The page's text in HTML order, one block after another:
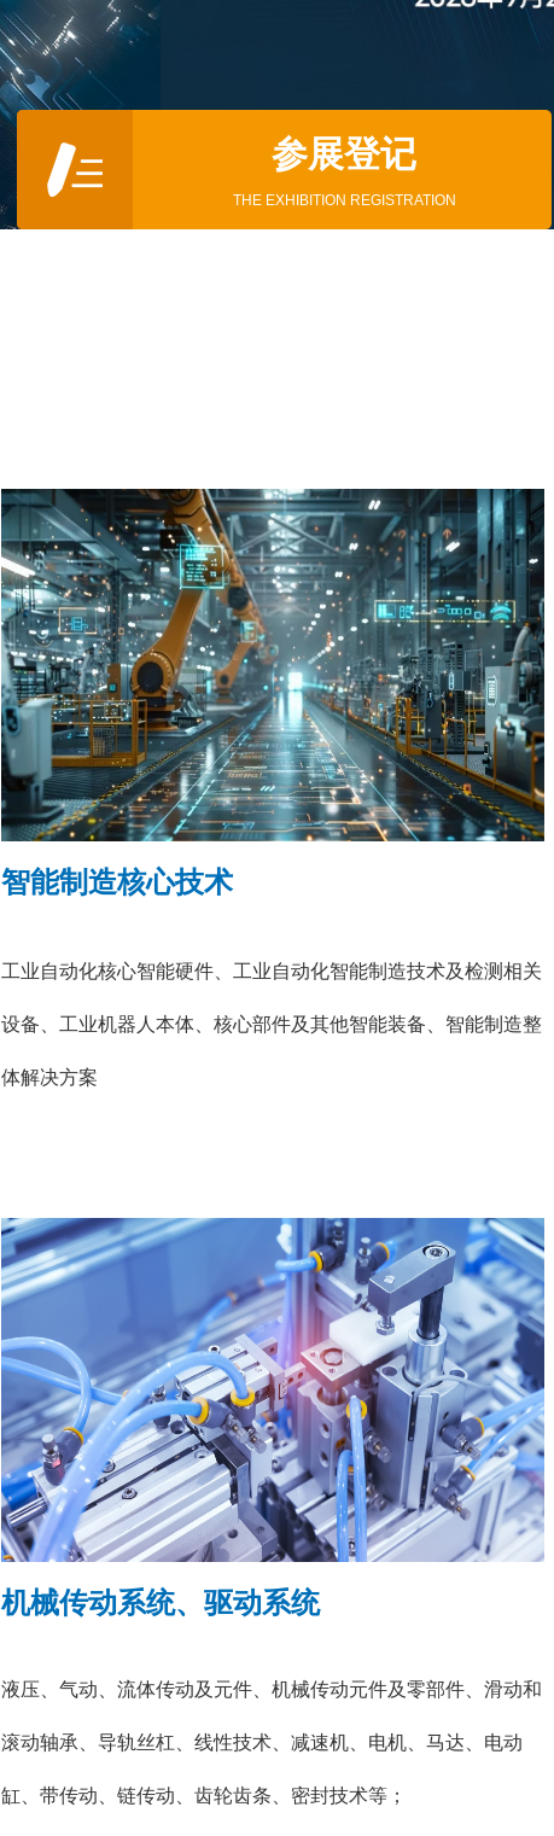
参展登记
THE EXHIBITION REGISTRATION
智能制造核心技术
工业自动化核心智能硬件、工业自动化智能制造技术及检测相关
设备、工业机器人本体、核心部件及其他智能装备、智能制造整
体解决方案
机械传动系统、驱动系统
液压、气动、流体传动及元件、机械传动元件及零部件、滑动和
滚动轴承、导轨丝杠、线性技术、减速机、电机、马达、电动
缸、带传动、链传动、齿轮齿条、密封技术等；